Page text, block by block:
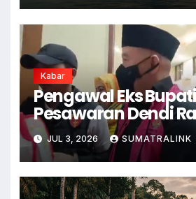
Kabar
Pengawal Eks Bupati
Pesawaran Dendi
Pukul Kamera
JUL 3, 2026 SUMATRALINK